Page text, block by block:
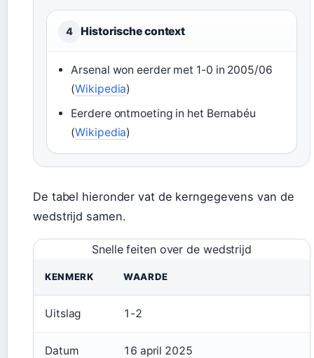
4 Historische context
Arsenal won eerder met 1-0 in 2005/06
(Wikipedia)
Eerdere ontmoeting in het Bernabéu
(Wikipedia)
De tabel hieronder vat de kerngegevens van de
wedstrijd samen.
Snelle feiten over de wedstrijd
KENMERK WAARDE
Uitslag 1-2
Datum 16 april 2025